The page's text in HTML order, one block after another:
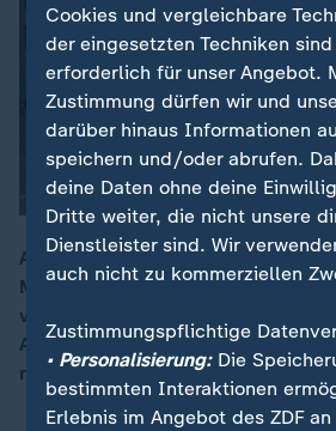
An diesem Wochenende werden in
Menschen erwartet. Neben
versammelt sich die AfD zum
Außerdem ist mit Tausenden
rechnen.
Cookies und vergleichbare
der eingesetzten Techniken
erforderlich für unser Angebot.
Zustimmung dürfen wir und
darüber hinaus Informationen
speichern und/oder abrufen.
deine Daten ohne deine
Dritte weiter, die nicht unsere
Dienstleister sind. Wir
auch nicht zu kommerziellen
Zustimmungspflichtige
• Personalisierung:Die
bestimmten Interaktionen
Erlebnis im Angebot des ZDF